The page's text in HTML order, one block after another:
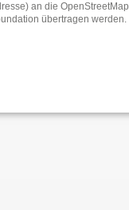
an die OpenStreetMap
übertragen werden.